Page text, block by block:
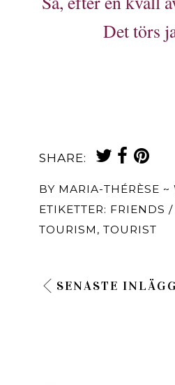
Det törs
SHARE:
BY MARIA-THÉRÈSE
ETIKETTER: FRIENDS
TOURISM , TOURIST
SENASTE INLÄGG